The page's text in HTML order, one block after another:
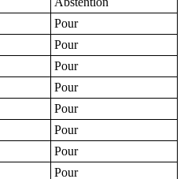
Pour
Pour
Pour
Pour
Pour
Pour
Pour
Pour